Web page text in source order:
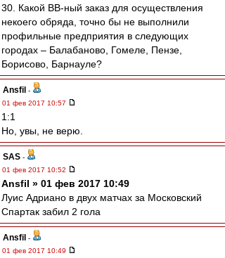
30. Какой ВВ-ный заказ для осуществления
некоего обряда, точно бы не выполнили
профильные предприятия в следующих
городах – Балабаново, Гомеле, Пензе,
Борисово, Барнауле?
Ansfil -
01 фев 2017 10:57
1:1
Но, увы, не верю.
SAS -
01 фев 2017 10:52
Ansfil » 01 фев 2017 10:49
Луис Адриано в двух матчах за Московский
Спартак забил 2 гола
Ansfil -
01 фев 2017 10:49